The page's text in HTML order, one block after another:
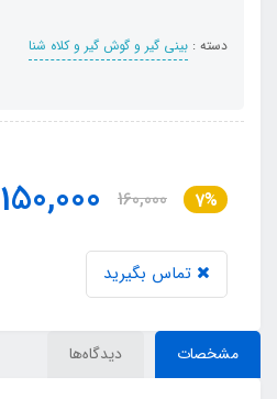
دسته : بینی گیر و گوش گیر و کلاه شنا
7%
160,000
150,000
تماس بگیرید
مشخصات دیدگاه‌ها